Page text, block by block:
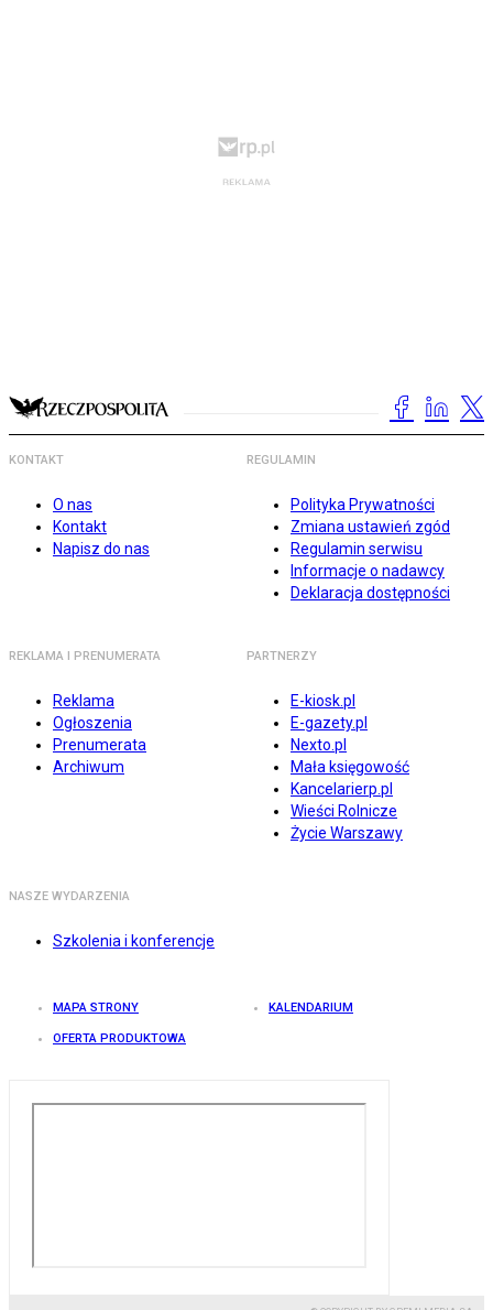
KONTAKT
O nas
Kontakt
Napisz do nas
REGULAMIN
Polityka Prywatności
Zmiana ustawień zgód
Regulamin serwisu
Informacje o nadawcy
Deklaracja dostępności
REKLAMA I PRENUMERATA
Reklama
Ogłoszenia
Prenumerata
Archiwum
PARTNERZY
E-kiosk.pl
E-gazety.pl
Nexto.pl
Mała księgowość
Kancelarierp.pl
Wieści Rolnicze
Życie Warszawy
NASZE WYDARZENIA
Szkolenia i konferencje
MAPA STRONY KALENDARIUM
OFERTA PRODUKTOWA